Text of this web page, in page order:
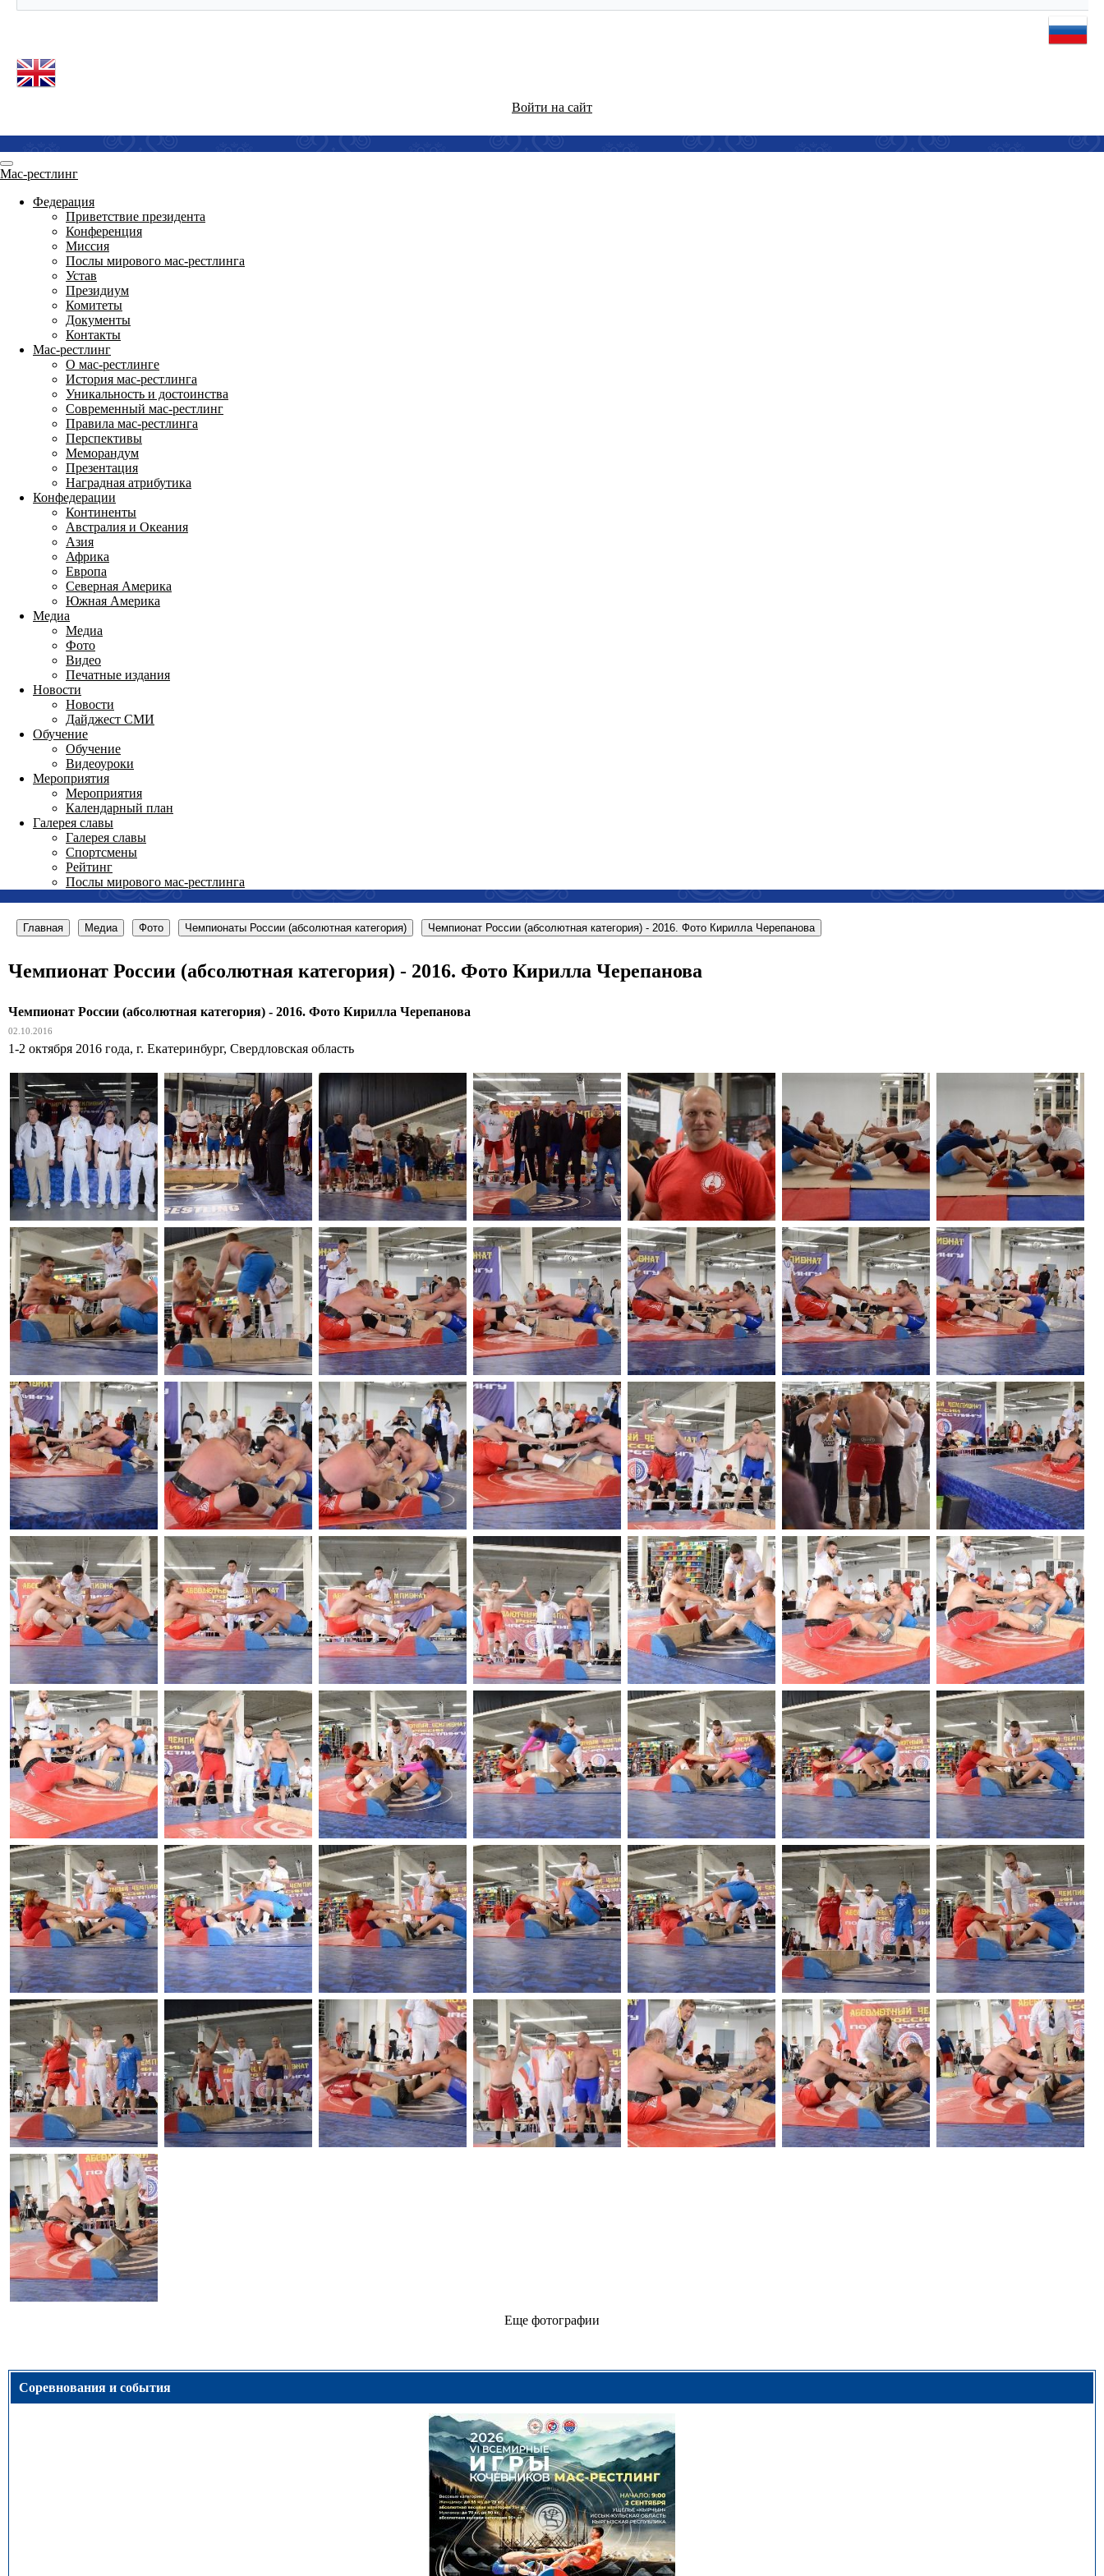
Войти на сайт
Мас-рестлинг
Федерация
Приветствие президента
Конференция
Миссия
Послы мирового мас-рестлинга
Устав
Президиум
Комитеты
Документы
Контакты
Мас-рестлинг
О мас-рестлинге
История мас-рестлинга
Уникальность и достоинства
Современный мас-рестлинг
Правила мас-рестлинга
Перспективы
Меморандум
Презентация
Наградная атрибутика
Конфедерации
Континенты
Австралия и Океания
Азия
Африка
Европа
Северная Америка
Южная Америка
Медиа
Медиа
Фото
Видео
Печатные издания
Новости
Новости
Дайджест СМИ
Обучение
Обучение
Видеоуроки
Мероприятия
Мероприятия
Календарный план
Галерея славы
Галерея славы
Спортсмены
Рейтинг
Послы мирового мас-рестлинга
Главная Медиа Фото Чемпионаты России (абсолютная категория) Чемпионат России (абсолютная категория) - 2016. Фото Кирилла Черепанова
Чемпионат России (абсолютная категория) - 2016. Фото Кирилла Черепанова
Чемпионат России (абсолютная категория) - 2016. Фото Кирилла Черепанова
02.10.2016
1-2 октября 2016 года, г. Екатеринбург, Свердловская область
Еще фотографии
Соревнования и события